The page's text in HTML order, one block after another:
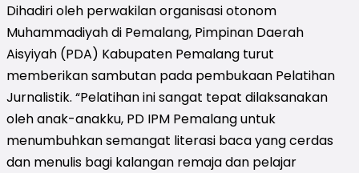
Dihadiri oleh perwakilan organisasi otonom
Muhammadiyah di Pemalang, Pimpinan Daerah
Aisyiyah (PDA) Kabupaten Pemalang turut
memberikan sambutan pada pembukaan Pelatihan
Jurnalistik. “Pelatihan ini sangat tepat dilaksanakan
oleh anak-anakku, PD IPM Pemalang untuk
menumbuhkan semangat literasi baca yang cerdas
dan menulis bagi kalangan remaja dan pelajar